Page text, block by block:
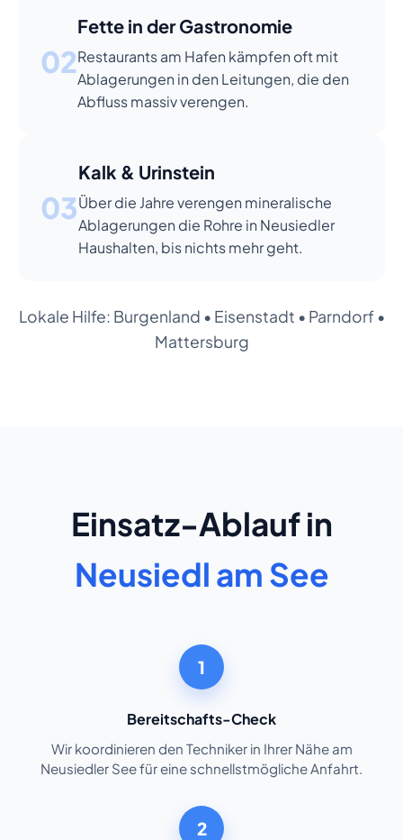
02
Fette in der Gastronomie
Restaurants am Hafen kämpfen oft mit
Ablagerungen in den Leitungen, die den
Abfluss massiv verengen.
03
Kalk & Urinstein
Über die Jahre verengen mineralische
Ablagerungen die Rohre in Neusiedler
Haushalten, bis nichts mehr geht.
Lokale Hilfe: Burgenland • Eisenstadt • Parndorf•
Mattersburg
Einsatz-Ablauf in
Neusiedl am See
1
Bereitschafts-Check
Wir koordinieren den Techniker in Ihrer Nähe am
Neusiedler See für eine schnellstmögliche Anfahrt.
2